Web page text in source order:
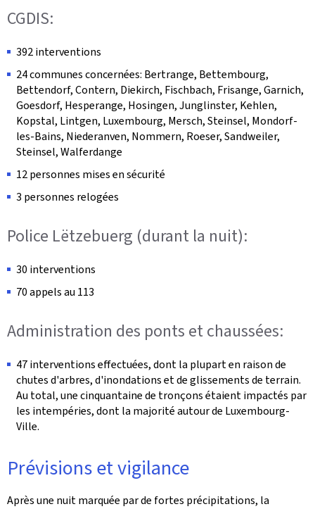
CGDIS:
392 interventions
24 communes concernées: Bertrange, Bettembourg,
Bettendorf, Contern, Diekirch, Fischbach, Frisange, Garnich,
Goesdorf, Hesperange, Hosingen, Junglinster, Kehlen,
Kopstal, Lintgen, Luxembourg, Mersch, Steinsel, Mondorf-
les-Bains, Niederanven, Nommern, Roeser, Sandweiler,
Steinsel, Walferdange
12 personnes mises en sécurité
3 personnes relogées
Police Lëtzebuerg (durant la nuit):
30 interventions
70 appels au 113
Administration des ponts et chaussées:
47 interventions effectuées, dont la plupart en raison de
chutes d'arbres, d'inondations et de glissements de terrain.
Au total, une cinquantaine de tronçons étaient impactés par
les intempéries, dont la majorité autour de Luxembourg-
Ville.
Prévisions et vigilance
Après une nuit marquée par de fortes précipitations, la